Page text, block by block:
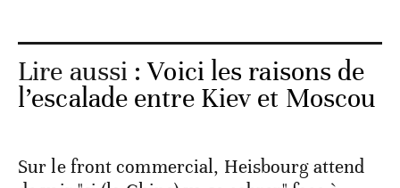
Lire aussi :Voici les raisons de
l’escalade entre Kiev et Moscou
Sur le front commercial, Heisbourg attend